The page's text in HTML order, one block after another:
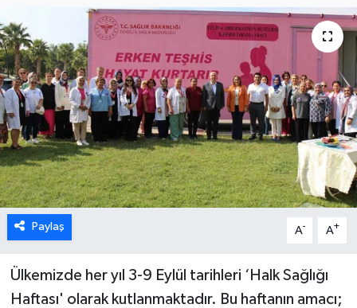
Paylaş A- A+
Ülkemizde her yıl 3-9 Eylül tarihleri ‘Halk Sağlığı
Haftası' olarak kutlanmaktadır. Bu haftanın amacı;
RESMİ REKLAM